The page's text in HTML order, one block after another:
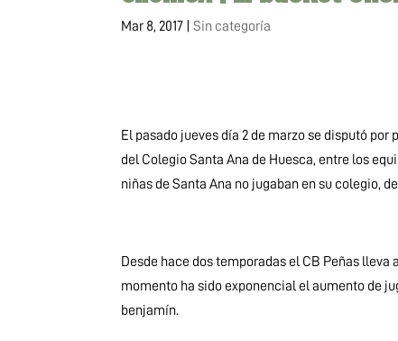
Mar 8, 2017 |Sin categoría
El pasado jueves día 2 de marzo se disputó
del Colegio Santa Ana de Huesca, entre los
niñas de Santa Ana no jugaban en su colegio,
Desde hace dos temporadas el CB Peñas
momento ha sido exponencial el aumento de
benjamín.